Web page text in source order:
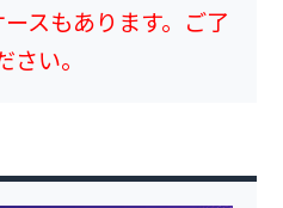
スもあります。ご了
さい。